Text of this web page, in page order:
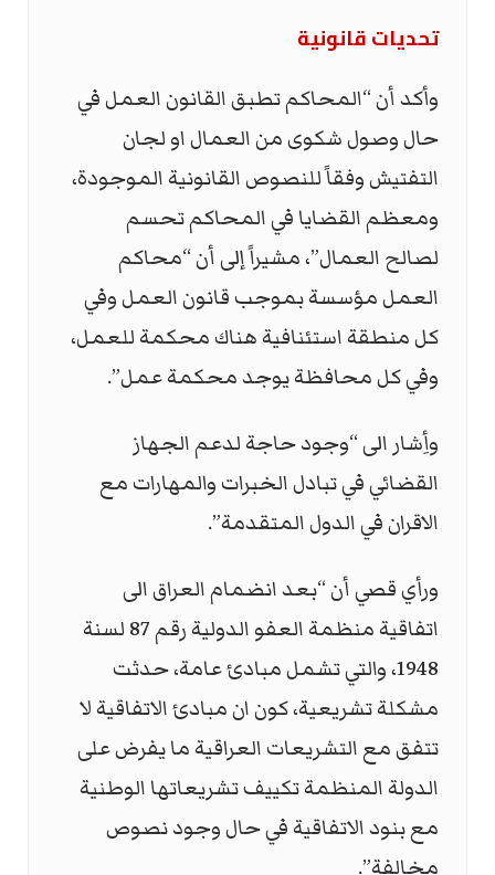
تحديات قانونية
وأكد أن “المحاكم تطبق القانون العمل في
حال وصول شكوى من العمال او لجان
التفتيش وفقاً للنصوص القانونية الموجودة،
ومعظم القضايا في المحاكم تحسم
لصالح العمال”، مشيراً إلى أن “محاكم
العمل مؤسسة بموجب قانون العمل وفي
كل منطقة استئنافية هناك محكمة للعمل،
وفي كل محافظة يوجد محكمة عمل”.
وأِشار الى “وجود حاجة لدعم الجهاز
القضائي في تبادل الخبرات والمهارات مع
الاقران في الدول المتقدمة”.
ورأي قصي أن “بعد انضمام العراق الى
اتفاقية منظمة العفو الدولية رقم 87 لسنة
1948، والتي تشمل مبادئ عامة، حدثت
مشكلة تشريعية، كون ان مبادئ الاتفاقية لا
تتفق مع التشريعات العراقية ما يفرض على
الدولة المنظمة تكييف تشريعاتها الوطنية
مع بنود الاتفاقية في حال وجود نصوص
مخالفة”.